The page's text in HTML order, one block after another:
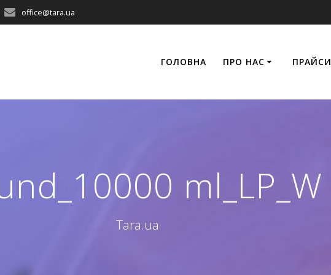
office@tara.ua
ГОЛОВНА ПРО НАС ПРАЙСИ
ml_LP_W
Tara.ua